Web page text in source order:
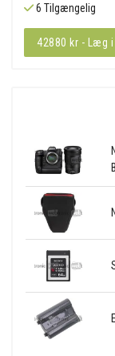
6 Tilgængelig
42880 kr - Læg i